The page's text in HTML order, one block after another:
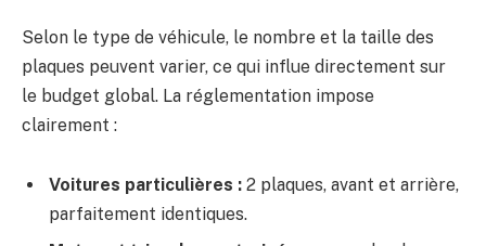
Selon le type de véhicule, le nombre et la taille des
plaques peuvent varier, ce qui influe directement sur
le budget global. La réglementation impose
clairement :
Voitures particulières : 2 plaques, avant et arrière,
parfaitement identiques.